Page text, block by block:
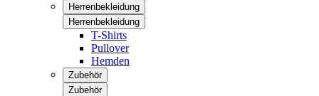
Herrenbekleidung
Herrenbekleidung
T-Shirts
Pullover
Hemden
Zubehör
Zubehör